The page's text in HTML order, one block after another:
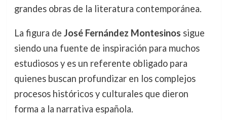
grandes obras de la literatura contemporánea.
La figura de José Fernández Montesinos sigue
siendo una fuente de inspiración para muchos
estudiosos y es un referente obligado para
quienes buscan profundizar en los complejos
procesos históricos y culturales que dieron
forma a la narrativa española.